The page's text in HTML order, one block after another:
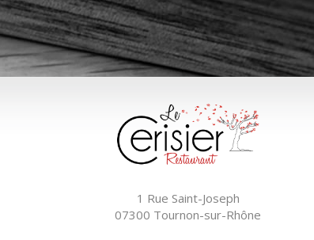
1 Rue Saint-Joseph
07300 Tournon-sur-Rhône